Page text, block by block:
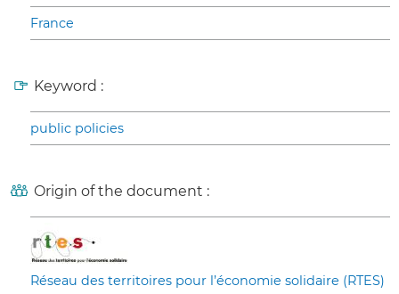
France
Keyword :
public policies
Origin of the document :
Réseau des territoires pour l’économie solidaire (RTES)